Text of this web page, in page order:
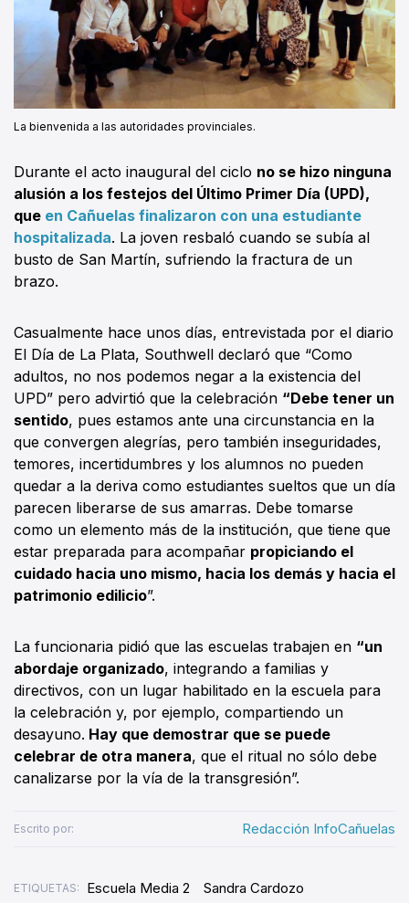
La bienvenida a las autoridades provinciales.
Durante el acto inaugural del ciclo no se hizo ninguna
alusión a los festejos del Último Primer Día (UPD),
que en Cañuelas finalizaron con una estudiante
hospitalizada. La joven resbaló cuando se subía al
busto de San Martín, sufriendo la fractura de un
brazo.
Casualmente hace unos días, entrevistada por el diario
El Día de La Plata, Southwell declaró que “Como
adultos, no nos podemos negar a la existencia del
UPD” pero advirtió que la celebración “Debe tener un
sentido, pues estamos ante una circunstancia en la
que convergen alegrías, pero también inseguridades,
temores, incertidumbres y los alumnos no pueden
quedar a la deriva como estudiantes sueltos que un día
parecen liberarse de sus amarras. Debe tomarse
como un elemento más de la institución, que tiene que
estar preparada para acompañar propiciando el
cuidado hacia uno mismo, hacia los demás y hacia el
patrimonio edilicio”.
La funcionaria pidió que las escuelas trabajen en “un
abordaje organizado, integrando a familias y
directivos, con un lugar habilitado en la escuela para
la celebración y, por ejemplo, compartiendo un
desayuno. Hay que demostrar que se puede
celebrar de otra manera, que el ritual no sólo debe
canalizarse por la vía de la transgresión”.
Escrito por: Redacción InfoCañuelas
ETIQUETAS: Escuela Media 2
Sandra Cardozo